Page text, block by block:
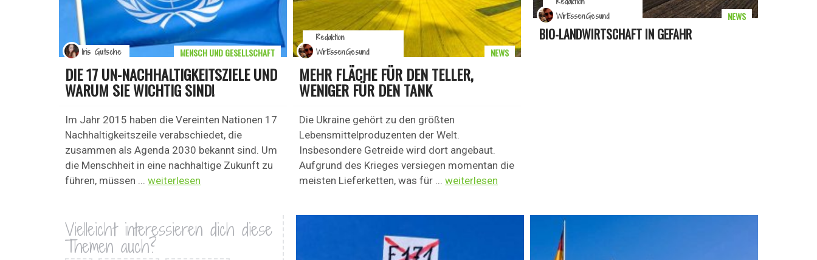
DIE 17 UN-NACHHALTIGKEITSZIELE UND
WARUM SIE WICHTIG SIND!
Im Jahr 2015 haben die Vereinten Nationen 17
Nachhaltigkeitszeile verabschiedet, die
zusammen als Agenda 2030 bekannt sind. Um
die Menschheit in eine nachhaltige Zukunft zu
führen, müssen ... weiterlesen
MENSCH UND GESELLSCHAFT
Iris Gutsche
MEHR FLÄCHE FÜR DEN TELLER,
WENIGER FÜR DEN TANK
Die Ukraine gehört zu den größten
Lebensmittelproduzenten der Welt.
Insbesondere Getreide wird dort angebaut.
Aufgrund des Krieges versiegen momentan die
meisten Lieferketten, was für ... weiterlesen
NEWS
Redaktion
WirEssenGesund
BIO-LANDWIRTSCHAFT IN GEFAHR
NEWS
WirEssenGesund
Vielleicht interessieren dich diese
Themen auch?